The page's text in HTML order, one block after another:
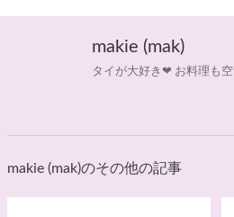
makie (mak)
タイが大好き❤ お料理も
makie (mak)のその他の記事